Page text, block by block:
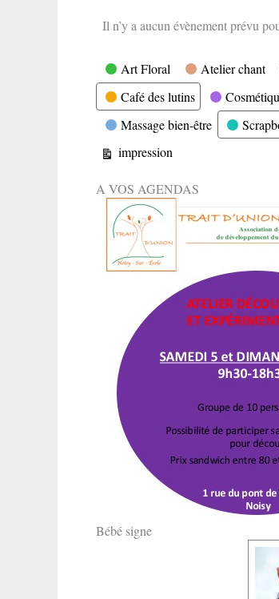
Il n’y a aucun évènement prévu
Catégories
Art Floral Atelier chant
Café des lutins
Massage bien-être
Vue
impression
A VOS AGENDAS
Bébé signe